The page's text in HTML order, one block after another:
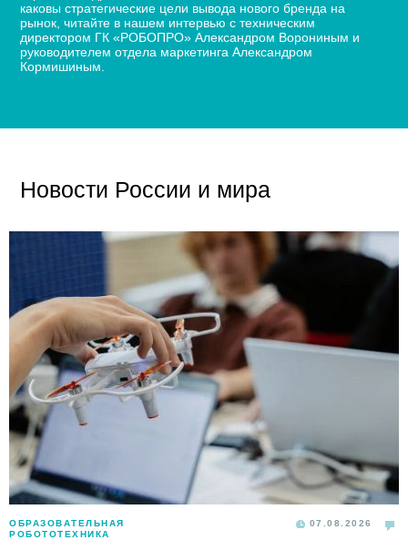
каковы стратегические цели вывода нового бренда на
рынок, читайте в нашем интервью с техническим
директором ГК «РОБОПРО» Александром Ворониным и
руководителем отдела маркетинга Александром
Кормишиным.
Новости России и мира
ОБРАЗОВАТЕЛЬНАЯ
РОБОТОТЕХНИКА
07.08.2026